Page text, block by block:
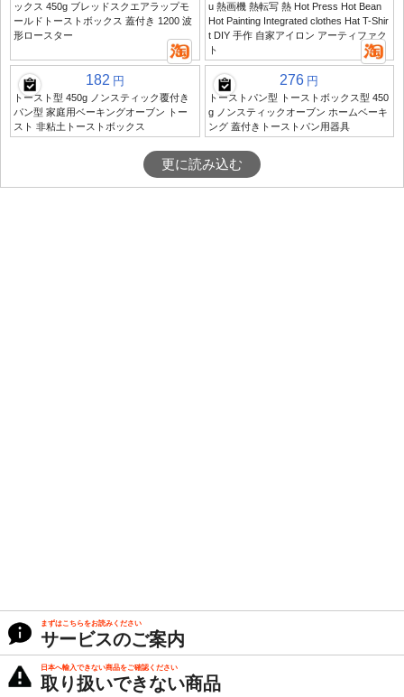
ックス 450g ブレッドスクエアラップモ
ールドトーストボックス 蓋付き 1200 波
形ロースター
u 熱画機 熱転写 熱 Hot Press Hot Bean
Hot Painting Integrated clothes Hat T-Shir
t DIY 手作 自家アイロン アーティファク
ト
182 円
トースト型 450g ノンスティック覆付き
パン型 家庭用ベーキングオーブン トー
スト 非粘土トーストボックス
276 円
トーストパン型 トーストボックス型 450
g ノンスティックオーブン ホームベーキ
ング 蓋付きトーストパン用器具
更に読み込む
まずはこちらをお読みください
サービスのご案内
日本へ輸入できない商品をご確認ください
取り扱いできない商品